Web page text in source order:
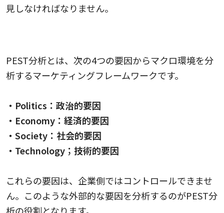
見しなければなりません。
PEST分析とは、次の4つの要因からマクロ環境を分
析するマーケティングフレームワークです。
・Politics：政治的要因
・Economy：経済的要因
・Society：社会的要因
・Technology；技術的要因
これらの要因は、企業側ではコントロールできませ
ん。このような外部的な要因を分析するのがPEST分